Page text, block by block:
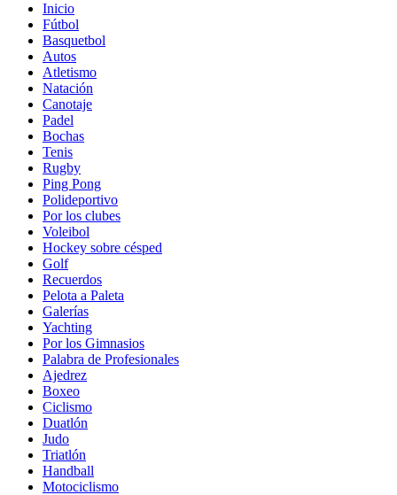
Inicio
Fútbol
Basquetbol
Autos
Atletismo
Natación
Canotaje
Padel
Bochas
Tenis
Rugby
Ping Pong
Polideportivo
Por los clubes
Voleibol
Hockey sobre césped
Golf
Recuerdos
Pelota a Paleta
Galerías
Yachting
Por los Gimnasios
Palabra de Profesionales
Ajedrez
Boxeo
Ciclismo
Duatlón
Judo
Triatlón
Handball
Motociclismo